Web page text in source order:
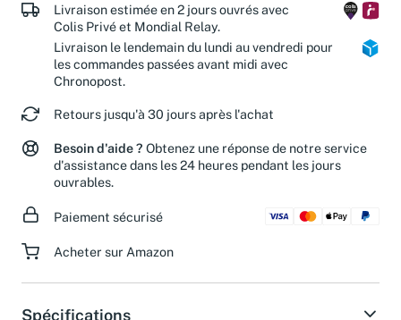
Livraison estimée en 2 jours ouvrés avec
Colis Privé et Mondial Relay.
Livraison le lendemain du lundi au vendredi pour
les commandes passées avant midi avec
Chronopost.
Retours jusqu'à 30 jours après l'achat
Besoin d'aide ? Obtenez une réponse de notre service
d'assistance dans les 24 heures pendant les jours
ouvrables.
Paiement sécurisé
Acheter sur Amazon
Spécifications